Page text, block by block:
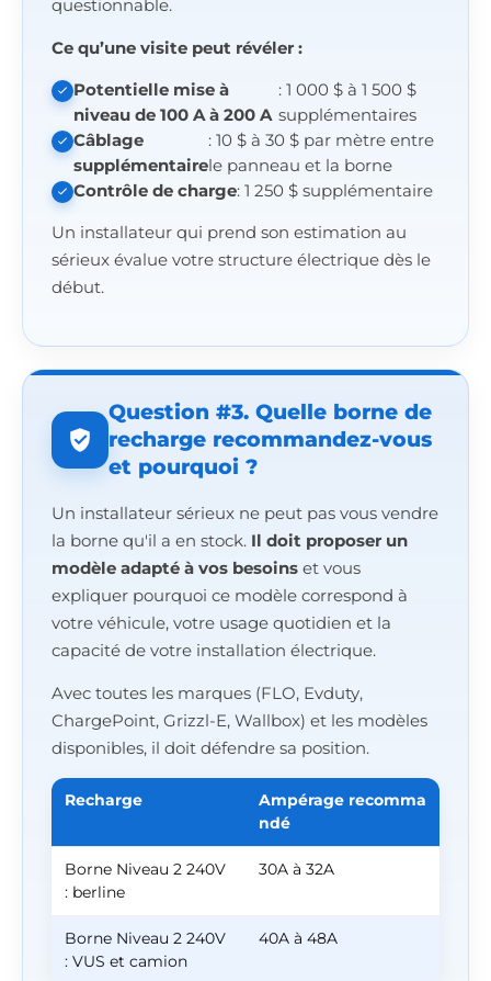
questionnable.
Ce qu’une visite peut révéler :
Potentielle mise à
niveau de 100 A à 200 A
: 1 000 $ à 1 500 $
supplémentaires
Câblage
supplémentaire
: 10 $ à 30 $ par mètre entre
le panneau et la borne
Contrôle de charge: 1 250 $ supplémentaire
Un installateur qui prend son estimation au
sérieux évalue votre structure électrique dès le
début.
Question #3. Quelle borne de
recharge recommandez-vous
et pourquoi ?
Un installateur sérieux ne peut pas vous vendre
la borne qu'il a en stock. Il doit proposer un
modèle adapté à vos besoins et vous
expliquer pourquoi ce modèle correspond à
votre véhicule, votre usage quotidien et la
capacité de votre installation électrique.
Avec toutes les marques (FLO, Evduty,
ChargePoint, Grizzl-E, Wallbox) et les modèles
disponibles, il doit défendre sa position.
Recharge
Ampérage recomma
ndé
Borne Niveau 2 240V
: berline
30A à 32A
Borne Niveau 2 240V
: VUS et camion
40A à 48A